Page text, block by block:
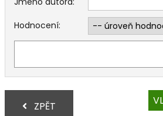
Hodnocení:
ZPĚT